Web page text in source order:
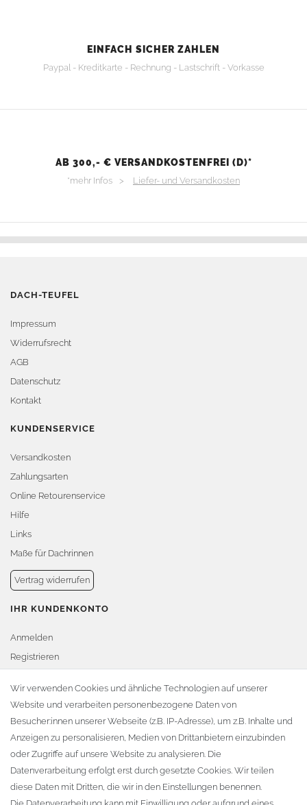
EINFACH SICHER ZAHLEN
Paypal - Kreditkarte - Rechnung - Lastschrift - Vorkasse
AB 300,- € VERSANDKOSTENFREI (D)*
*mehr Infos > Liefer- und Versandkosten
DACH-TEUFEL
Impressum
Widerrufsrecht
AGB
Datenschutz
Kontakt
KUNDENSERVICE
Versandkosten
Zahlungsarten
Online Retourenservice
Hilfe
Links
Maße für Dachrinnen
Vertrag widerrufen
IHR KUNDENKONTO
Anmelden
Registrieren
Warenkorb
Zur Kasse
KONTAKT
Fa. Steffen Jost
Söbrigener Weg 50
D-01796 Pirna
Wir verwenden Cookies und ähnliche Technologien auf unserer
Website und verarbeiten personenbezogene Daten von
Besucher:innen unserer Webseite (z.B. IP-Adresse), um z.B. Inhalte und
Anzeigen zu personalisieren, Medien von Drittanbietern einzubinden
oder Zugriffe auf unsere Website zu analysieren. Die
Datenverarbeitung erfolgt erst durch gesetzte Cookies. Wir teilen
diese Daten mit Dritten, die wir in den Einstellungen benennen.